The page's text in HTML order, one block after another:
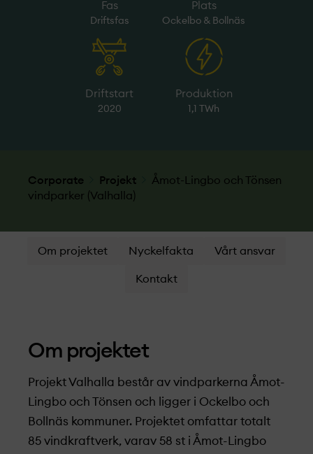
Fas
Driftsfas
Plats
Ockelbo & Bollnäs
Driftstart
2020
Produktion
1,1 TWh
Corporate Projekt­
Åmot-Lingbo och Tönsen
vindparker (Valhalla)
Om projektet Nyckelfakta Vårt ansvar
Kontakt
Om projekt­et
Projekt­ Valhalla består av vindparkerna Åmot-
Lingbo och Tönsen och ligger i Ockelbo och
Bollnäs kommuner. Projekt­et omfattar totalt
85 vindkraftverk, varav 58 st i Åmot-Lingbo